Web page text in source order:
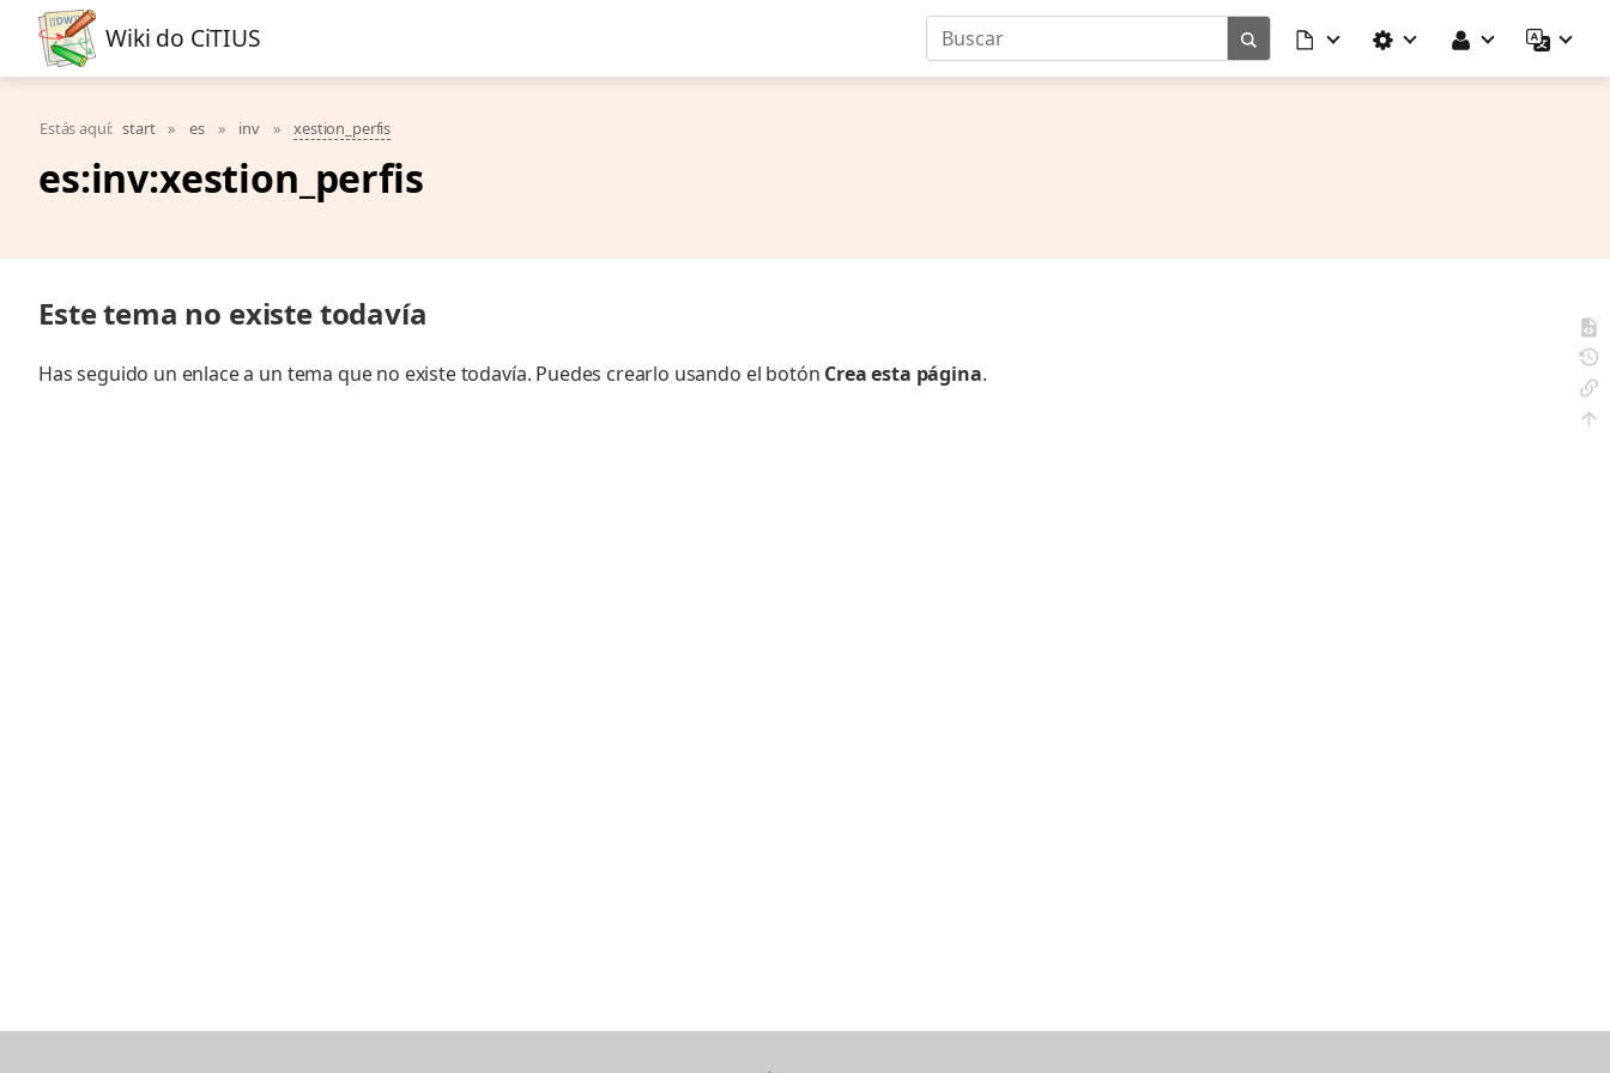
Wiki do CiTIUS
Estás aquí: start » es » inv » xestion_perfis
es:inv:xestion_perfis
Este tema no existe todavía
Has seguido un enlace a un tema que no existe todavía. Puedes crearlo usando el botón Crea esta página.